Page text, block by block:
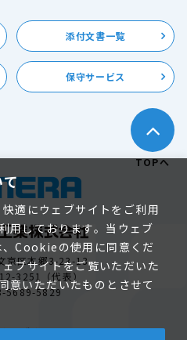
適にウェブサイトをご利用
用しております。当ウェブ
Cookieの使用に同意くだ
ブサイトをご覧いただいた
いただいたものとさせて
添付文書一覧
保守サービス
TOPへ
京区本郷3-23-13
3251（代表）
5689-5829
保護方針